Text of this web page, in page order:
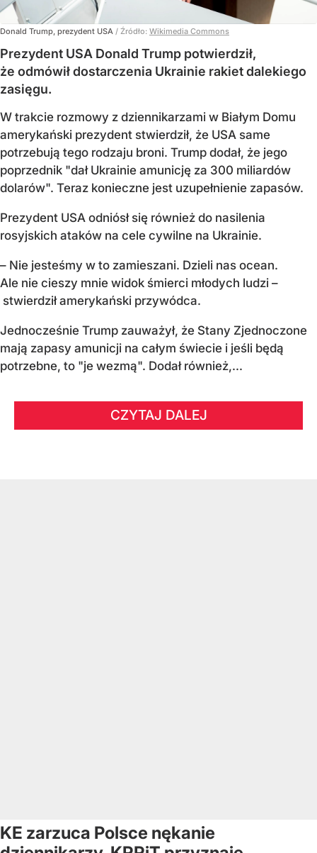
Donald Trump, prezydent USA / Źródło: Wikimedia Commons
Prezydent USA Donald Trump potwierdził,
że odmówił dostarczenia Ukrainie rakiet dalekiego
zasięgu.
W trakcie rozmowy z dziennikarzami w Białym Domu
amerykański prezydent stwierdził, że USA same
potrzebują tego rodzaju broni. Trump dodał, że jego
poprzednik "dał Ukrainie amunicję za 300 miliardów
dolarów". Teraz konieczne jest uzupełnienie zapasów.
Prezydent USA odniósł się również do nasilenia
rosyjskich ataków na cele cywilne na Ukrainie.
– Nie jesteśmy w to zamieszani. Dzieli nas ocean.
Ale nie cieszy mnie widok śmierci młodych ludzi –
stwierdził amerykański przywódca.
Jednocześnie Trump zauważył, że Stany Zjednoczone
mają zapasy amunicji na całym świecie i jeśli będą
potrzebne, to "je wezmą". Dodał również,...
CZYTAJ DALEJ
KE zarzuca Polsce nękanie